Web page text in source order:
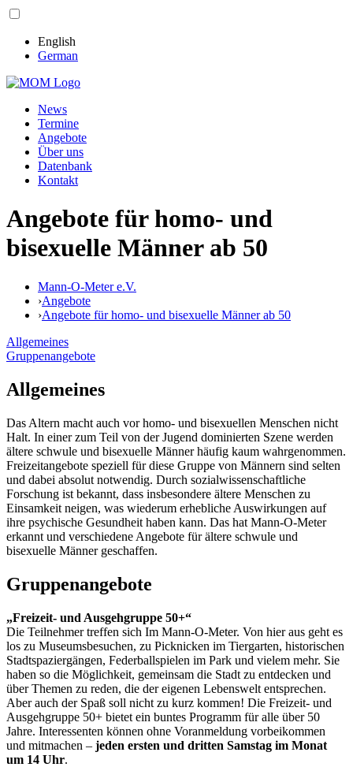
English
German
News
Termine
Angebote
Über uns
Datenbank
Kontakt
Angebote für homo- und
bisexuelle Männer ab 50
Mann-O-Meter e.V.
›Angebote
›Angebote für homo- und bisexuelle Männer ab 50
Allgemeines
Gruppenangebote
Allgemeines
Das Altern macht auch vor homo- und bisexuellen Menschen nicht
Halt. In einer zum Teil von der Jugend dominierten Szene werden
ältere schwule und bisexuelle Männer häufig kaum wahrgenommen.
Freizeitangebote speziell für diese Gruppe von Männern sind selten
und dabei absolut notwendig. Durch sozialwissenschaftliche
Forschung ist bekannt, dass insbesondere ältere Menschen zu
Einsamkeit neigen, was wiederum erhebliche Auswirkungen auf
ihre psychische Gesundheit haben kann. Das hat Mann-O-Meter
erkannt und verschiedene Angebote für ältere schwule und
bisexuelle Männer geschaffen.
Gruppenangebote
„Freizeit- und Ausgehgruppe 50+“
Die Teilnehmer treffen sich Im Mann-O-Meter. Von hier aus geht es
los zu Museumsbesuchen, zu Picknicken im Tiergarten, historischen
Stadtspaziergängen, Federballspielen im Park und vielem mehr. Sie
haben so die Möglichkeit, gemeinsam die Stadt zu entdecken und
über Themen zu reden, die der eigenen Lebenswelt entsprechen.
Aber auch der Spaß soll nicht zu kurz kommen! Die Freizeit- und
Ausgehgruppe 50+ bietet ein buntes Programm für alle über 50
Jahre. Interessenten können ohne Voranmeldung vorbeikommen
und mitmachen – jeden ersten und dritten Samstag im Monat
um 14 Uhr.